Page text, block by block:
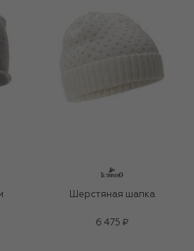
Шерстяная шапка
6 475 ₽